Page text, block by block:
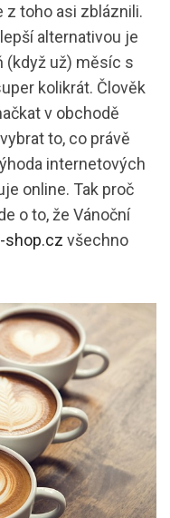
z toho asi zbláznili.
alternativou je
(když už) měsíc s
kolikrát. Člověk
v obchodě
to, co právě
internetových
online. Tak proč
o to, že Vánoční
shop.cz všechno